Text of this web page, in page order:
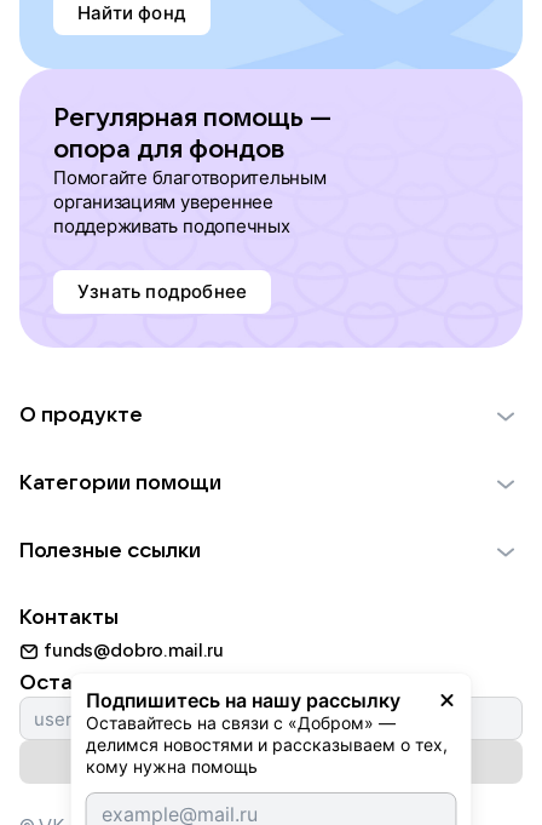
Найти фонд
Регулярная помощь —
опора для фондов
Помогайте благотворительным
организациям увереннее
поддерживать подопечных
Узнать подробнее
Подпишитесь на нашу рассылку
Оставайтесь на связи с «Добром» —
делимся новостями и рассказываем о тех,
кому нужна помощь
О продукте
Использование материалов
Для НКО
Партнерам
Категории помощи
Пожилым
Животным
Природе
Культуре
Фондам
Полезные ссылки
Добрый день
Истории
Автоплатежи
Контакты
funds@dobro.mail.ru
Оставайтесь с нами
Подписаться на рассылку